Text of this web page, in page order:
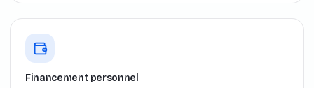
Financement personnel